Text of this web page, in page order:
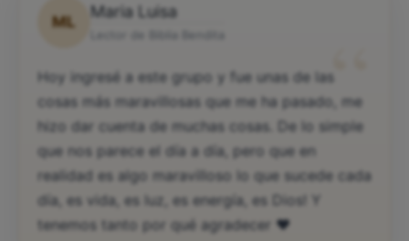
ML
Maria Luisa
“
Hoy ingresé a este grupo y fue unas de las
cosas más maravillosas que me ha pasado, me
hizo dar cuenta de muchas cosas. De lo simple
que nos parece el día a día, pero que en
realidad es algo maravilloso lo que sucede cada
día, es vida, es luz, es energía, es Dios! Y
tenemos tanto por qué agradecer ♥️